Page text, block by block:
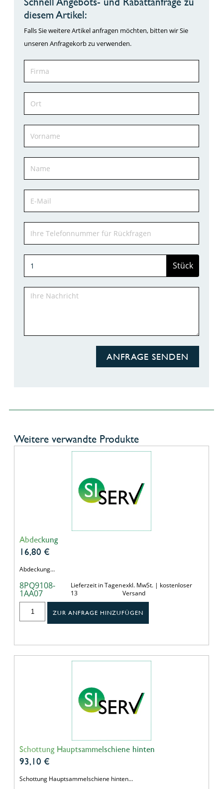
diesem Artikel:
Falls Sie weitere Artikel anfragen möchten, bitten wir Sie
unseren Anfragekorb zu verwenden.
Stück
ANFRAGE SENDEN
Weitere verwandte Produkte
Abdeckung
16,80 €
Abdeckung…
8PQ9108-
1AA07
Lieferzeit in Tagen
13
exkl. MwSt. | kostenloser
Versand
ZUR ANFRAGE HINZUFÜGEN
Schottung Hauptsammelschiene hinten
93,10 €
Schottung Hauptsammelschiene hinten…